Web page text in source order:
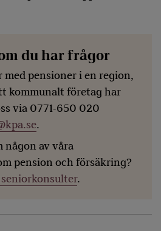
du har frågor
med pensioner i en region,
kommunalt företag har
via 0771-650 020
.
någon av våra
pension och försäkring?
.